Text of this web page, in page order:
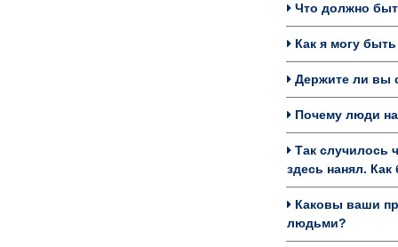
Что должно
Как я могу
Держите ли вы
Почему люди
Так случилось
здесь нанял.
Каковы ваши
людьми?